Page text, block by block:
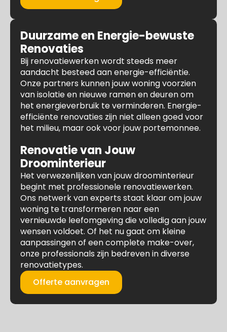
Duurzame en Energie-bewuste
Renovaties
Bij renovatiewerken wordt steeds meer
aandacht besteed aan energie-efficiëntie.
Onze partners kunnen jouw woning voorzien
van isolatie en nieuwe ramen en deuren om
het energieverbruik te verminderen. Energie-
efficiënte renovaties zijn niet alleen goed voor
het milieu, maar ook voor jouw portemonnee.
Renovatie van Jouw
Droominterieur
Het verwezenlijken van jouw droominterieur
begint met professionele renovatiewerken.
Ons netwerk van experts staat klaar om jouw
woning te transformeren naar een
vernieuwde leefomgeving die volledig aan jouw
wensen voldoet. Of het nu gaat om kleine
aanpassingen of een complete make-over,
onze professionals zijn bedreven in diverse
renovatietypes.
Offerte aanvragen